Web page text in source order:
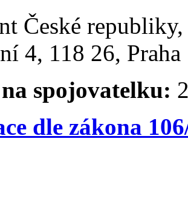
České
4, 118 26,
spojovatelku:
dle zákona